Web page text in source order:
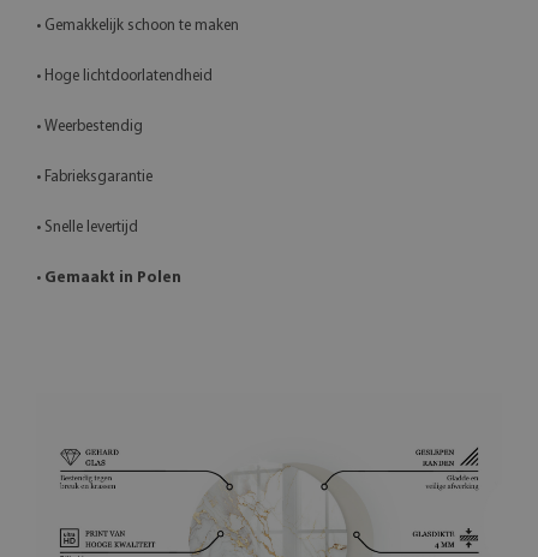
• Gemakkelijk schoon te maken
• Hoge lichtdoorlatendheid
• Weerbestendig
• Fabrieksgarantie
• Snelle levertijd
• Gemaakt in Polen